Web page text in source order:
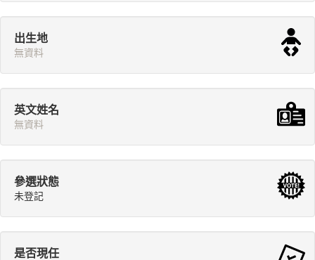
出生地
無資料
英文姓名
無資料
參選狀態
未登記
是否現任